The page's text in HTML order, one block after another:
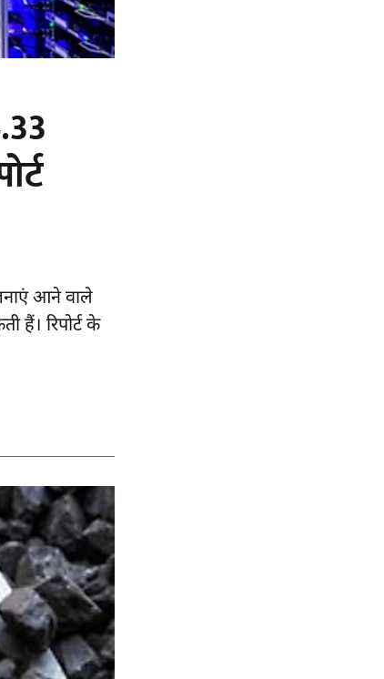
आने वाले
हैं। रिपोर्टके